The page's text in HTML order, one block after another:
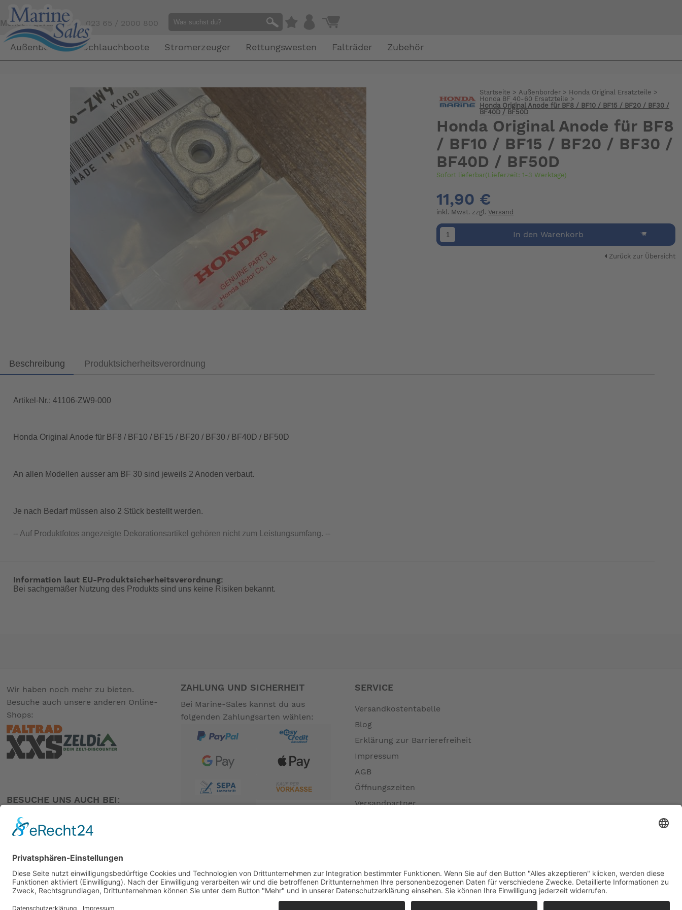
Mensch gefällig?Tel. 023 65 / 2000 800
Außenborder Schlauchboote Stromerzeuger Rettungswesten Falträder Zubehör
Startseite > Außenborder> Honda Original Ersatzteile >
Honda BF 40-60 Ersatzteile >
Honda Original Anode für BF8 / BF10 / BF15 / BF20 / BF30 /
BF40D / BF50D
Honda Original Anode für BF8
/ BF10 / BF15 / BF20 / BF30 /
BF40D / BF50D
Sofort lieferbar(Lieferzeit: 1-3 Werktage)
11,90 €
inkl. Mwst. zzgl. Versand
In den Warenkorb
Zurück zur Übersicht
Beschreibung Produktsicherheitsverordnung
Artikel-Nr.: 41106-ZW9-000
Honda Original Anode für BF8 / BF10 / BF15 / BF20 / BF30 / BF40D / BF50D
An allen Modellen ausser am BF 30 sind jeweils 2 Anoden verbaut.
Je nach Bedarf müssen also 2 Stück bestellt werden.
-- Auf Produktfotos angezeigte Dekorationsartikel gehören nicht zum Leistungsumfang. --
Information laut EU-Produktsicherheitsverordnung:
Bei sachgemäßer Nutzung des Produkts sind uns keine Risiken bekannt.
Wir haben noch mehr zu bieten.
Besuche auch unsere anderen Online-
Shops:
BESUCHE UNS AUCH BEI:
ZAHLUNG UND SICHERHEIT
Bei Marine-Sales kannst du aus
folgenden Zahlungsarten wählen:
SERVICE
Versandkostentabelle
Blog
Erklärung zur Barrierefreiheit
Impressum
AGB
Öffnungszeiten
Versandpartner
Widerrufsrecht MS